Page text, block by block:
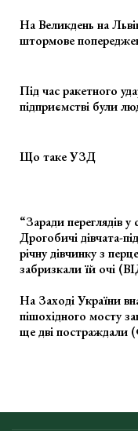
На Великдень на
штормове
Під час ракетного
підприємстві були
Що таке УЗД
“Заради переглядів
Дрогобичі дівчата-
річну дівчинку з
забризкали їй очі
На Заході України
пішохідного мосту
ще дві